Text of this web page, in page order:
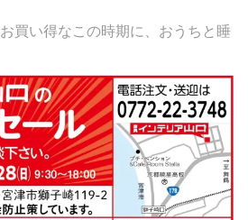
買い得なこの時期に、おうちと睡